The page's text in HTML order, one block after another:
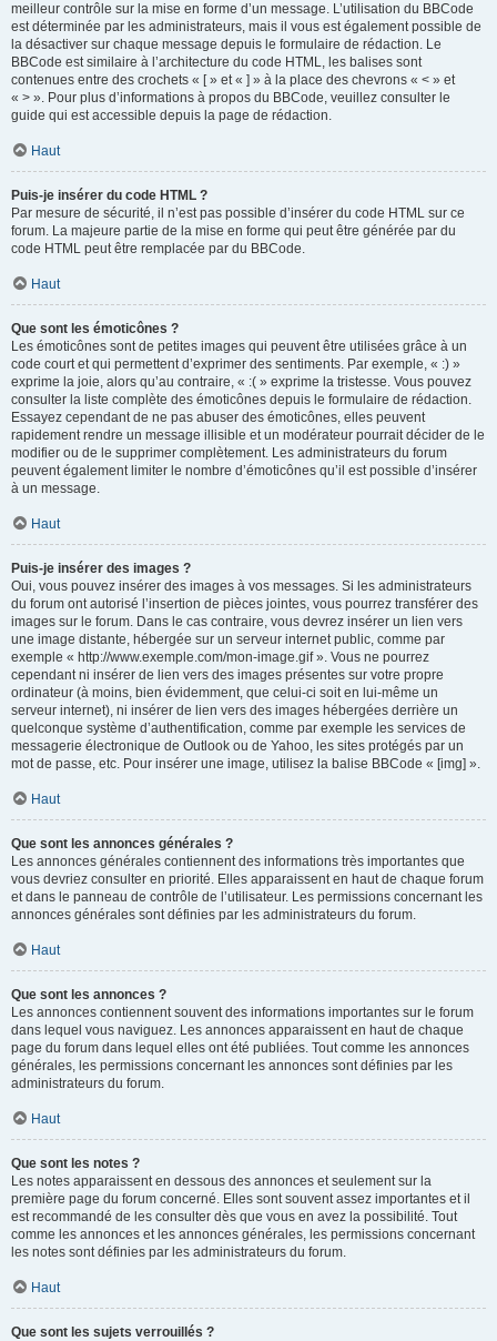
meilleur contrôle sur la mise en forme d’un message. L’utilisation du BBCode
est déterminée par les administrateurs, mais il vous est également possible de
la désactiver sur chaque message depuis le formulaire de rédaction. Le
BBCode est similaire à l’architecture du code HTML, les balises sont
contenues entre des crochets « [ » et « ] » à la place des chevrons « < » et
« > ». Pour plus d’informations à propos du BBCode, veuillez consulter le
guide qui est accessible depuis la page de rédaction.
Haut
Puis-je insérer du code HTML ?
Par mesure de sécurité, il n’est pas possible d’insérer du code HTML sur ce
forum. La majeure partie de la mise en forme qui peut être générée par du
code HTML peut être remplacée par du BBCode.
Haut
Que sont les émoticônes ?
Les émoticônes sont de petites images qui peuvent être utilisées grâce à un
code court et qui permettent d’exprimer des sentiments. Par exemple, « :) »
exprime la joie, alors qu’au contraire, « :( » exprime la tristesse. Vous pouvez
consulter la liste complète des émoticônes depuis le formulaire de rédaction.
Essayez cependant de ne pas abuser des émoticônes, elles peuvent
rapidement rendre un message illisible et un modérateur pourrait décider de le
modifier ou de le supprimer complètement. Les administrateurs du forum
peuvent également limiter le nombre d’émoticônes qu’il est possible d’insérer
à un message.
Haut
Puis-je insérer des images ?
Oui, vous pouvez insérer des images à vos messages. Si les administrateurs
du forum ont autorisé l’insertion de pièces jointes, vous pourrez transférer des
images sur le forum. Dans le cas contraire, vous devrez insérer un lien vers
une image distante, hébergée sur un serveur internet public, comme par
exemple « http://www.exemple.com/mon-image.gif ». Vous ne pourrez
cependant ni insérer de lien vers des images présentes sur votre propre
ordinateur (à moins, bien évidemment, que celui-ci soit en lui-même un
serveur internet), ni insérer de lien vers des images hébergées derrière un
quelconque système d’authentification, comme par exemple les services de
messagerie électronique de Outlook ou de Yahoo, les sites protégés par un
mot de passe, etc. Pour insérer une image, utilisez la balise BBCode « [img] ».
Haut
Que sont les annonces générales ?
Les annonces générales contiennent des informations très importantes que
vous devriez consulter en priorité. Elles apparaissent en haut de chaque forum
et dans le panneau de contrôle de l’utilisateur. Les permissions concernant les
annonces générales sont définies par les administrateurs du forum.
Haut
Que sont les annonces ?
Les annonces contiennent souvent des informations importantes sur le forum
dans lequel vous naviguez. Les annonces apparaissent en haut de chaque
page du forum dans lequel elles ont été publiées. Tout comme les annonces
générales, les permissions concernant les annonces sont définies par les
administrateurs du forum.
Haut
Que sont les notes ?
Les notes apparaissent en dessous des annonces et seulement sur la
première page du forum concerné. Elles sont souvent assez importantes et il
est recommandé de les consulter dès que vous en avez la possibilité. Tout
comme les annonces et les annonces générales, les permissions concernant
les notes sont définies par les administrateurs du forum.
Haut
Que sont les sujets verrouillés ?